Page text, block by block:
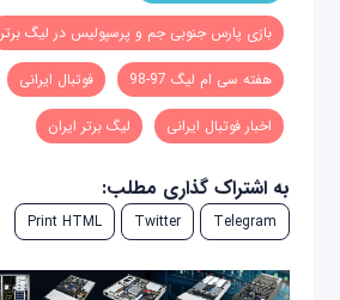
بازی پارس جنوبی جم و پرسپولیس در لیگ برتر
هفته سی ام لیگ 97-98 فوتبال ایرانی
اخبار فوتبال ایرانی لیگ برتر ایران
به اشتراک گذاری مطلب:
Telegram
Twitter
Print HTML